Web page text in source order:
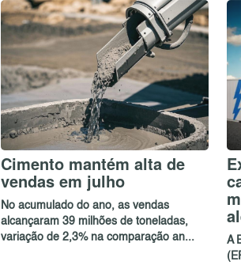
Cimento mantém alta de
vendas em julho
No acumulado do ano, as vendas
alcançaram 39 milhões de toneladas,
variação de 2,3% na comparação an...
A